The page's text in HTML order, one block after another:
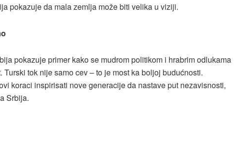
pokazuje da mala zemlja može biti velika u viziji.
pokazuje primer kako se mudrom politikom i hrabrim odlukama
tok nije samo cev – to je most ka boljoj budućnosti.
koraci inspirisati nove generacije da nastave put nezavisnosti,
Srbija.